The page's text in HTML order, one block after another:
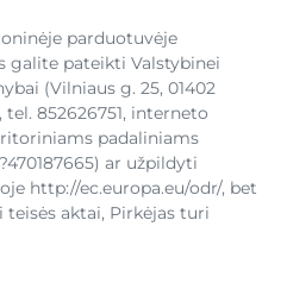
parduotuvėje
galite pateikti Valstybinei
(Vilniaus g. 25, 01402
852626751, interneto
padaliniams
ar užpildyti
http://ec.europa.eu/odr/, bet
aktai, Pirkėjas turi